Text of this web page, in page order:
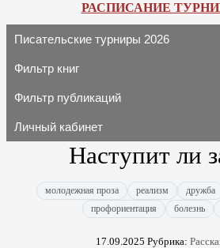
РАСПИСАНИЕ
Писательские турниры 2026
Фильтр книг
Фильтр публикаций
Личный кабинет
Наступит ли
молодежная проза реализм дружба
профориентация
болезнь
17.09.2025 Рубрика: